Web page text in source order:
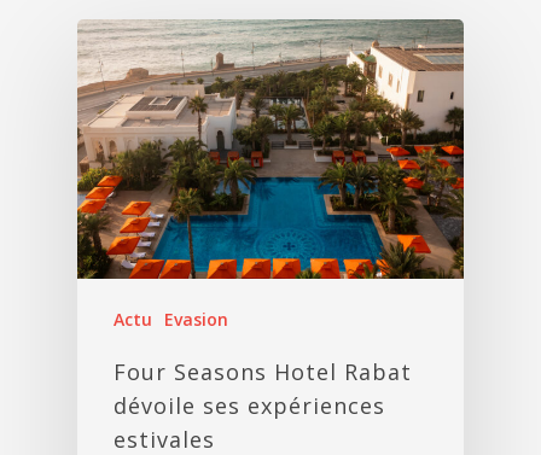
Actu Evasion
Four Seasons Hotel Rabat
dévoile ses expériences
estivales